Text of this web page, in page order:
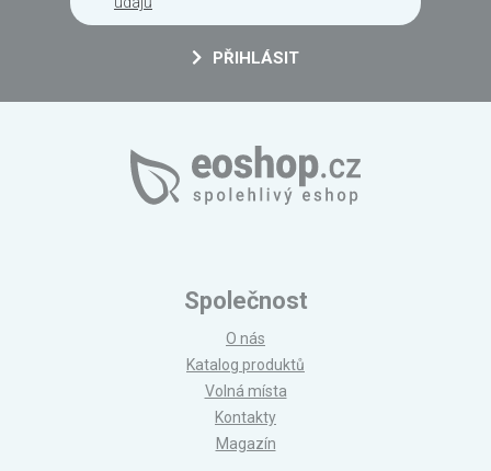
PŘIHLÁSIT
Společnost
O nás
Katalog produktů
Volná místa
Kontakty
Magazín